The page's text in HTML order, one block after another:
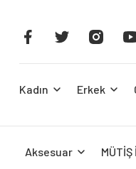
Kadın Erkek
Aksesuar